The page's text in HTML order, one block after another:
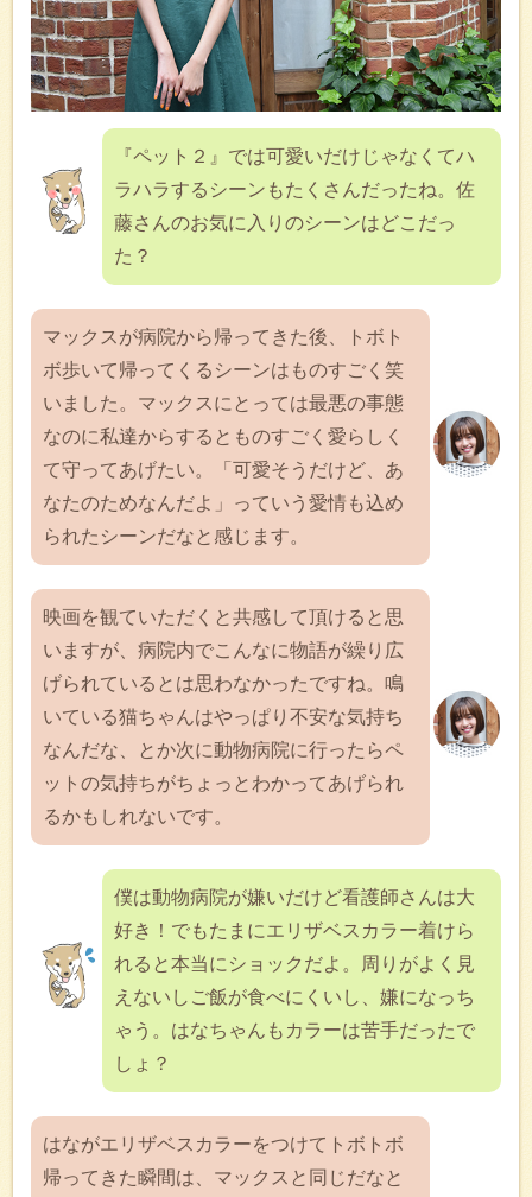
『ペット２』では可愛いだけじゃなくてハ
ラハラするシーンもたくさんだったね。佐
藤さんのお気に入りのシーンはどこだっ
た？
マックスが病院から帰ってきた後、トボト
ボ歩いて帰ってくるシーンはものすごく笑
いました。マックスにとっては最悪の事態
なのに私達からするとものすごく愛らしく
て守ってあげたい。「可愛そうだけど、あ
なたのためなんだよ」っていう愛情も込め
られたシーンだなと感じます。
映画を観ていただくと共感して頂けると思
いますが、病院内でこんなに物語が繰り広
げられているとは思わなかったですね。鳴
いている猫ちゃんはやっぱり不安な気持ち
なんだな、とか次に動物病院に行ったらペ
ットの気持ちがちょっとわかってあげられ
るかもしれないです。
僕は動物病院が嫌いだけど看護師さんは大
好き！でもたまにエリザベスカラー着けら
れると本当にショックだよ。周りがよく見
えないしご飯が食べにくいし、嫌になっち
ゃう。はなちゃんもカラーは苦手だったで
しょ？
はながエリザベスカラーをつけてトボトボ
帰ってきた瞬間は、マックスと同じだなと